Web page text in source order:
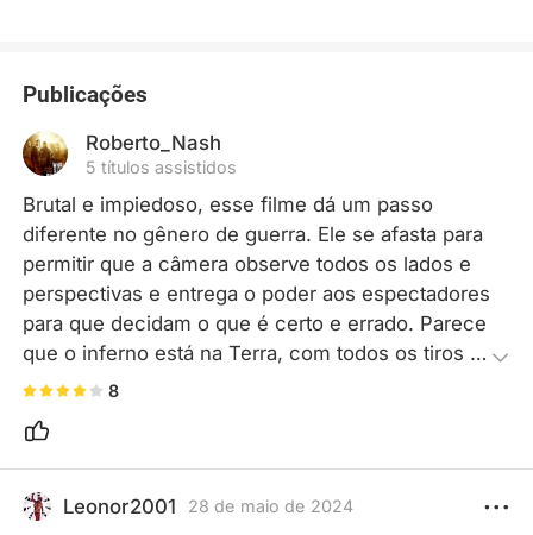
Publicações
Roberto_Nash
5 títulos assistidos
Brutal e impiedoso, esse filme dá um passo
diferente no gênero de guerra. Ele se afasta para
permitir que a câmera observe todos os lados e
perspectivas e entrega o poder aos espectadores
para que decidam o que é certo e errado. Parece
que o inferno está na Terra, com todos os tiros e
explosões acontecendo sem parar. @ IMAX
8
Leonor2001 28 de maio de 2024